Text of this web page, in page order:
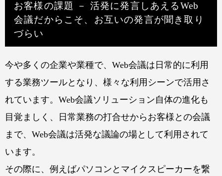
お客様の課題 － 活発に発言しあえるWeb
会議だからこそ、お互いの発言が聞き取り
づらい
今や多くの企業や業種で、Web会議は日常的に利用
する業務ツールとなり、様々な利用シーンで活用さ
れています。Web会議ソリューション自体の進化も
目覚ましく、日常業務の打合せからお客様との会議
まで、Web会議は活発な議論の場として利用されて
います。
その際に、例えばパソコンとマイクスピーカーを繋